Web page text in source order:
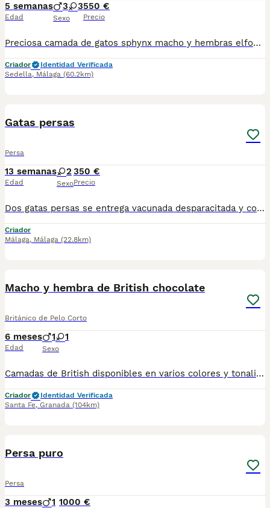
5 semanas
Edad
3 3
Sexo
550 €
Precio
Preciosa camada de gatos sphynx macho y hembras elfos y normales todos nuestros animales son criados en ambiente familiar por criadero especializado todos se entregan con vacunas acorde a su edad y microchip posibilidad de viajar a toda España por empresa especializada. Los precios varían según sexos colores o si son elfos o no gracias.
Criador
Identidad Verificada
Sedella, Málaga (60.2km)
Gatas persas
Persa
13 semanas
Edad
2
Sexo
350 €
Precio
Dos gatas persas se entrega vacunada desparacitada y con cartilla, se recojen en Sevilla. Listas para recojer. Para mas información por wasap al 610704512. La gris 350 la blanca 375
Criador
Málaga, Málaga (22.8km)
Macho y hembra de British chocolate
Británico de Pelo Corto
6 meses
Edad
1 1
Sexo
Camadas de British disponibles en varios colores y tonalidades. Machos y hembras. Criadores responsables y familiares. Se entregan a partir de 2 meses de edad y sus vacunas correspondientes, desparasitados. Todos los cachorros son descendientes de las mejores líneas nacionales. Se entregan en toda España con transporte de alta calidad preparado para animales, van en vehículo climatizado con chófer particular a cargo del comprador. Si tienes dudas o consultas sobre la raza, podemos resolver tus dudas por whats app ;) Abogamos por una cría nacional (no en países del este) en un ambiente familiar con personas con vocación en una cría ética y responsable, y que por encima de todo, aman a los animales Teléfono / Whats app: 641 92 23 90
Criador
Identidad Verificada
Santa Fe, Granada (104km)
Persa puro
Persa
3 meses 1 1000 €